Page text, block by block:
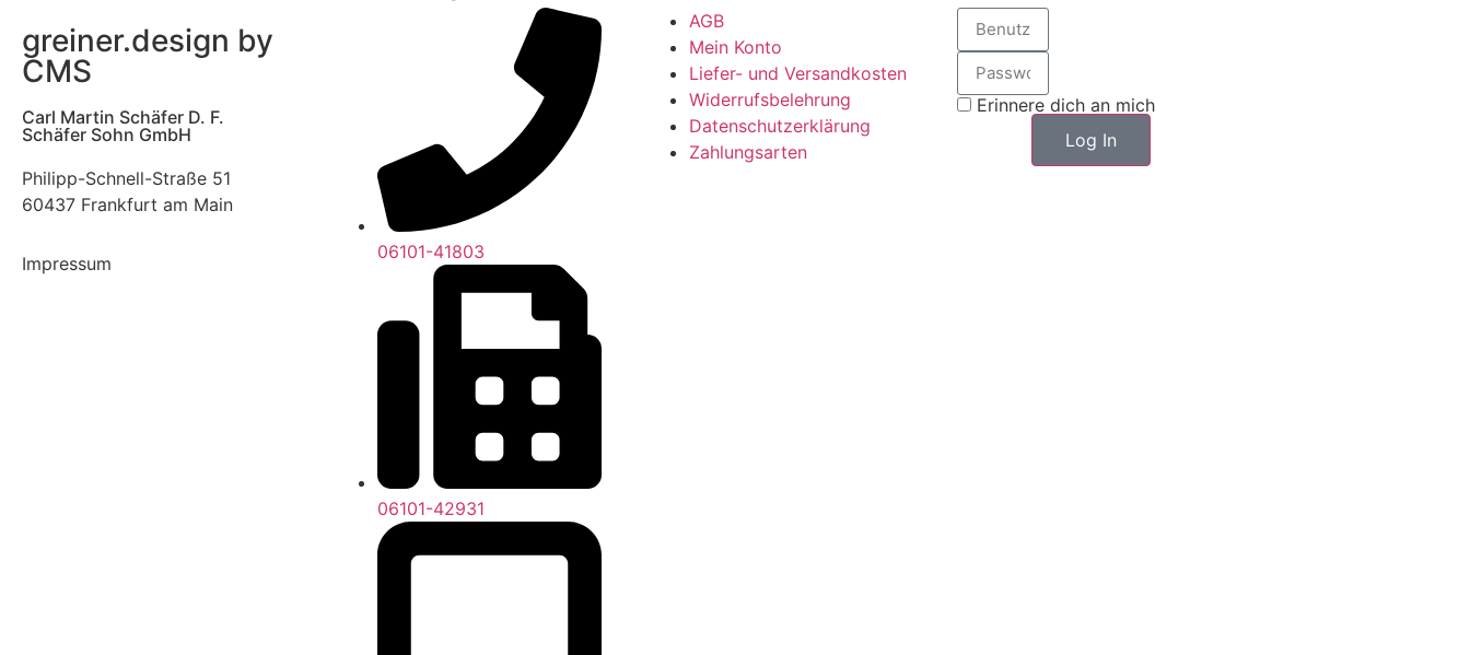
greiner.design by
CMS
Carl Martin Schäfer D. F.
Schäfer Sohn GmbH
Philipp-Schnell-Straße 51
60437 Frankfurt am Main
Impressum
06101-41803
06101-42931
AGB
Mein Konto
Liefer- und Versandkosten
Widerrufsbelehrung
Datenschutzerklärung
Zahlungsarten
Erinnere dich an mich
Log In